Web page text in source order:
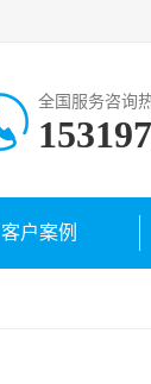
全国服务咨询
客户案例